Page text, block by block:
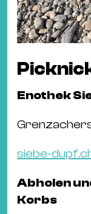
Enothek
siebe-
Abholen
Korbs